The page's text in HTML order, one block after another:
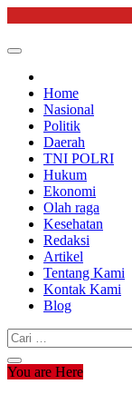
content
Home
Nasional
Politik
Daerah
TNI POLRI
Hukum
Ekonomi
Olah raga
Kesehatan
Redaksi
Artikel
Tentang Kami
Kontak Kami
Blog
Cari
untuk:
You are Here